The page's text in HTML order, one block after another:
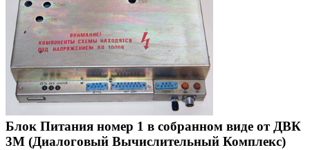
Блок Питания номер 1 в собранном виде от ДВК
3М (Диалоговый Вычислительный Комплекс)